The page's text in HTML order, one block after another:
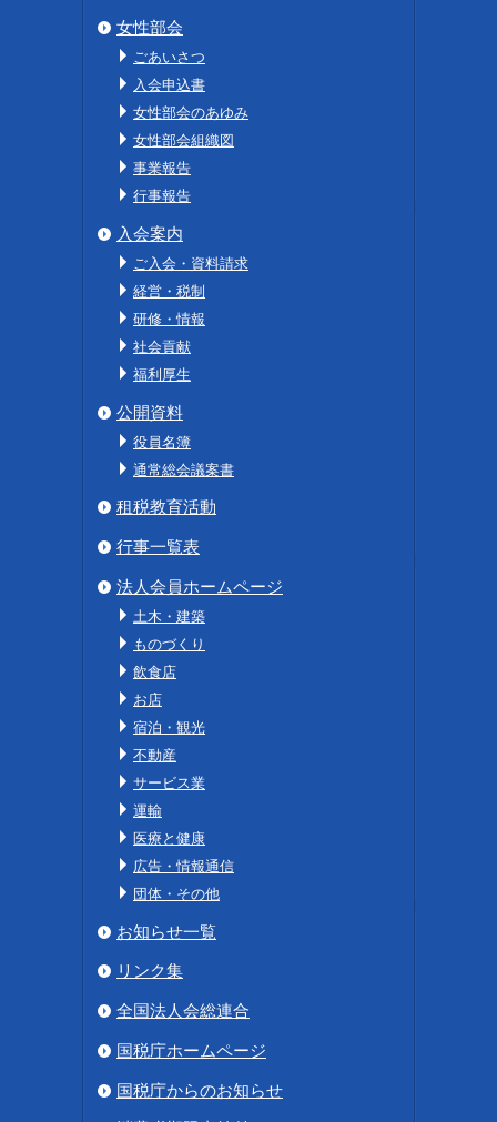
女性部会
ごあいさつ
入会申込書
女性部会のあゆみ
女性部会組織図
事業報告
行事報告
入会案内
ご入会・資料請求
経営・税制
研修・情報
社会貢献
福利厚生
公開資料
役員名簿
通常総会議案書
租税教育活動
行事一覧表
法人会員ホームページ
土木・建築
ものづくり
飲食店
お店
宿泊・観光
不動産
サービス業
運輸
医療と健康
広告・情報通信
団体・その他
お知らせ一覧
リンク集
全国法人会総連合
国税庁ホームページ
国税庁からのお知らせ